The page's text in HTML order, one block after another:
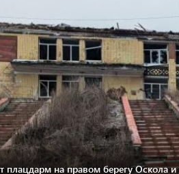
на правом берегу Оскола и